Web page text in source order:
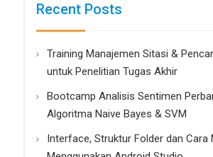
Recent Posts
Training Manajemen Sitasi &
untuk Penelitian Tugas Akhir
Bootcamp Analisis Sentimen
Algoritma Naive Bayes & SVM
Interface, Struktur Folder dan Cara